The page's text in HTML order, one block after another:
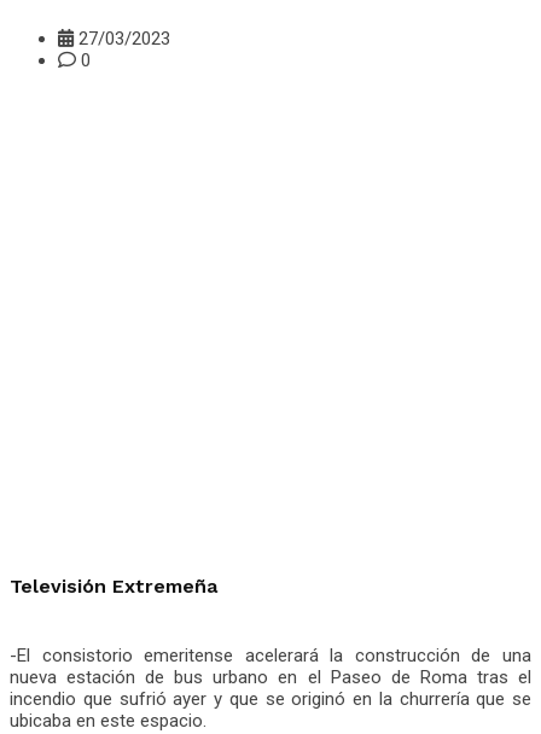
27/03/2023
0
Televisión Extremeña
-El consistorio emeritense acelerará la construcción de una
nueva estación de bus urbano en el Paseo de Roma tras el
incendio que sufrió ayer y que se originó en la churrería que se
ubicaba en este espacio.